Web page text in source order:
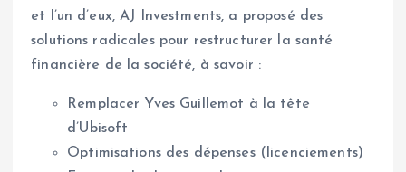
et l’un d’eux, AJ Investments, a proposé des
solutions radicales pour restructurer la santé
financière de la société, à savoir :
Remplacer Yves Guillemot à la tête
d’Ubisoft
Optimisations des dépenses (licenciements)